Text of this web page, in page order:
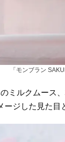
「モンブラン
ミルクムース
ジした見た目